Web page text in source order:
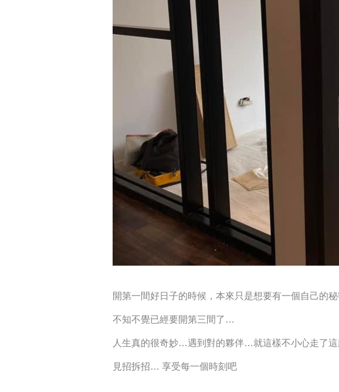
開第一間好日子的時候，本來只是想要有一個自己的
不知不覺已經要開第三間了…
人生真的很奇妙…遇到對的夥伴…就這樣不小心走了
見招拆招… 享受每一個時刻吧